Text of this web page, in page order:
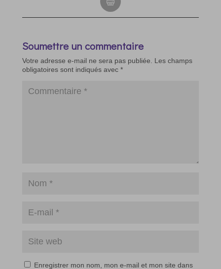
Soumettre un commentaire
Votre adresse e-mail ne sera pas publiée.
Les champs
obligatoires sont indiqués avec *
Enregistrer mon nom, mon e-mail et mon site dans